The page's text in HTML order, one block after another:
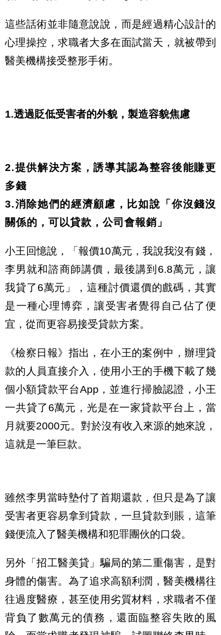
這些話術並非隨意說說，而是經過精心設計的
心理操控，求職者大多在面試當天，就被帶到
醫美機構接受整形手術。
1.透過貶低受害者的外貌，製造容貌焦慮
2.提供解決方案，誘導其認為整容後能賺更
多錢
3.消除她們的經濟顧慮，比如說「你沒錢沒
關係的，可以貸款，公司會報銷」
小王回憶說，「報價10萬元，我說我沒有錢，
李男就和諮商師講價，最後講到6.8萬元，讓
我貸了6萬元」，這種討價還價的戲碼，其實
是一種心理博弈，讓受害者覺得自己佔了便
宜，從而更容易接受貸款方案。
《檢察日報》指出，在小王的案例中，辦理貸
款的人員直接介入，使用小王的手機下載了幾
個小額貸款平台App，並進行掃臉認證，小王
一共貸了6萬元，光是在一家貸款平台上，當
月就要2000元。對於沒有收入來源的她來說，
這就是一筆巨款。
雖然李男當時墊付了首期還款，但只是為了讓
受害者更容易拿到貸款，一旦貸款到賬，這筆
錢便流入了醫美機構和犯罪團伙的口袋。
另外「招工醫美貸」騙局的第二重傷害，是對
身體的傷害。為了追求高額利潤，醫美機構往
往過度醫療，甚至使用劣質材料，求職者不僅
背負了數萬元的債務，還面臨整容失敗的風